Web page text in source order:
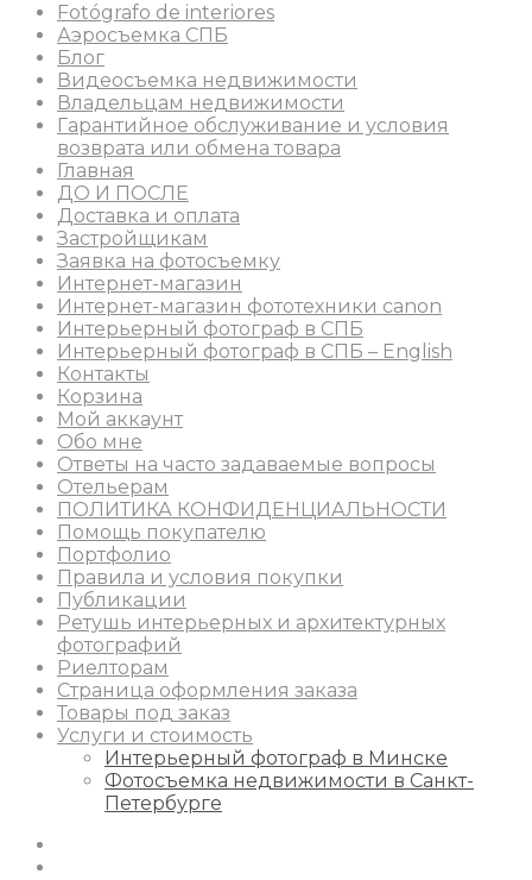
Fotógrafo de interiores
Аэросъемка СПБ
Блог
Видеосъемка недвижимости
Владельцам недвижимости
Гарантийное обслуживание и условия
возврата или обмена товара
Главная
ДО И ПОСЛЕ
Доставка и оплата
Застройщикам
Заявка на фотосъемку
Интернет-магазин
Интернет-магазин фототехники canon
Интерьерный фотограф в СПБ
Интерьерный фотограф в СПБ – English
Контакты
Корзина
Мой аккаунт
Обо мне
Ответы на часто задаваемые вопросы
Отельерам
ПОЛИТИКА КОНФИДЕНЦИАЛЬНОСТИ
Помощь покупателю
Портфолио
Правила и условия покупки
Публикации
Ретушь интерьерных и архитектурных
фотографий
Риелторам
Страница оформления заказа
Товары под заказ
Услуги и стоимость
Интерьерный фотограф в Минске
Фотосъемка недвижимости в Санкт-
Петербурге